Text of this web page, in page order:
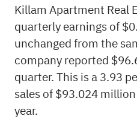
Killam Apartment Real
quarterly earnings of
unchanged from the
company reported
quarter. This is a 3.93
sales of $93.024
year.